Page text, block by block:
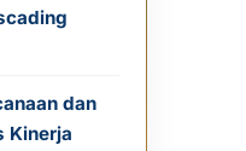
dan
Kinerja